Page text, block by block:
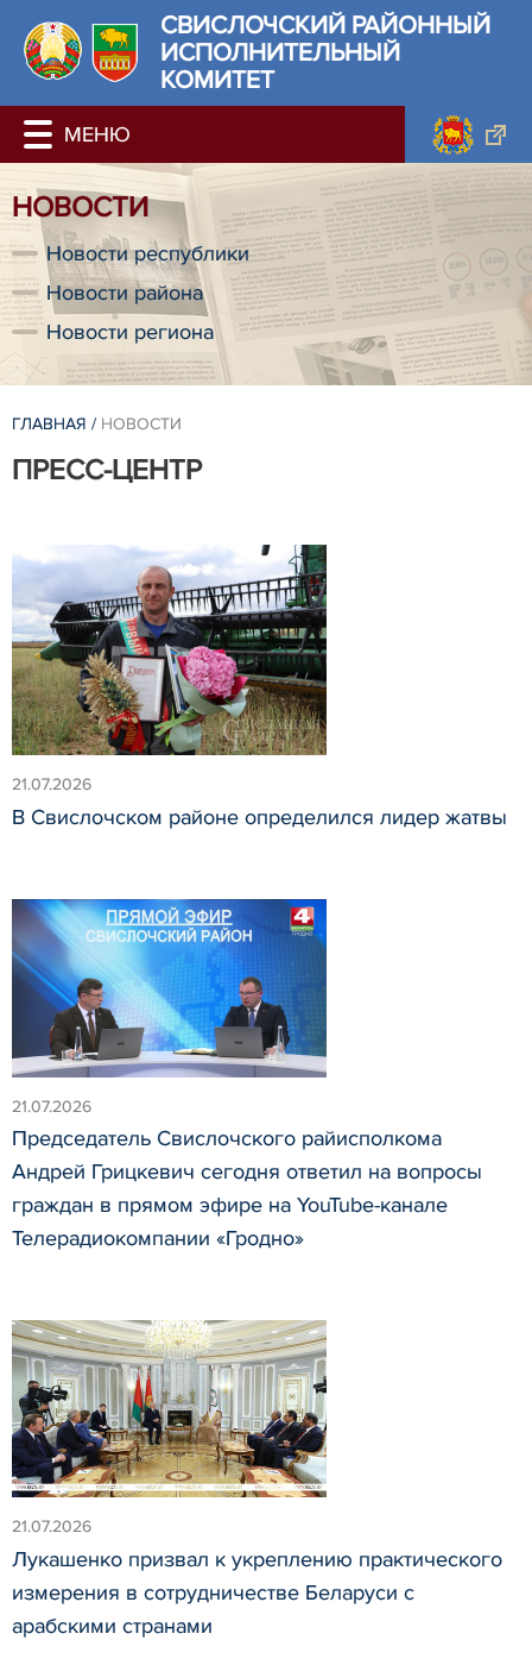
СВИСЛОЧСКИЙ РАЙОННЫЙ
ИСПОЛНИТЕЛЬНЫЙ
КОМИТЕТ
НОВОСТИ
Новости республики
Новости района
Новости региона
ГЛАВНАЯ / НОВОСТИ
ПРЕСС-ЦЕНТР
21.07.2026
В Свислочском районе определился лидер жатвы
21.07.2026
Председатель Свислочского райисполкома
Андрей Грицкевич сегодня ответил на вопросы
граждан в прямом эфире на YouTube-канале
Телерадиокомпании «Гродно»
21.07.2026
Лукашенко призвал к укреплению практического
измерения в сотрудничестве Беларуси с
арабскими странами